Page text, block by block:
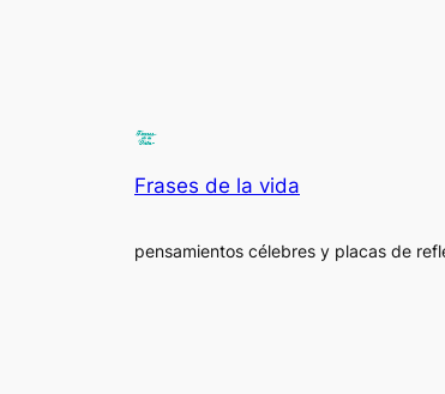
Frases de la vida
pensamientos célebres y placas de